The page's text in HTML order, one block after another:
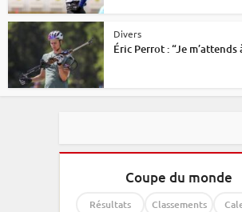
Divers
Éric Perrot : “Je m’attends
Coupe du monde
Résultats Classements